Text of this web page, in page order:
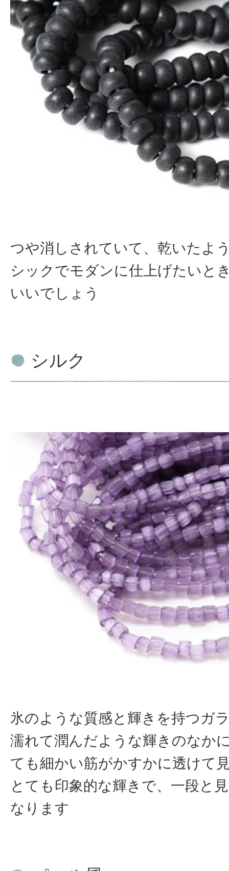
つや消しされていて、乾いたよ
シックでモダンに仕上げたいと
いいでしょう
シルク
氷のような質感と輝きを持つガ
濡れて潤んだような輝きのなか
ても細かい筋がかすかに透けて
とても印象的な輝きで、一段と
なります